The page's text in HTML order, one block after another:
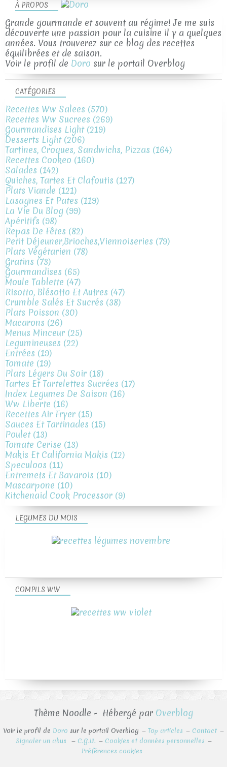
À PROPOS
Grande gourmande et souvent au régime! Je me suis
découverte une passion pour la cuisine il y a quelques
années. Vous trouverez sur ce blog des recettes
équilibrées et de saison.
Voir le profil de Doro sur le portail Overblog
CATÉGORIES
Recettes Ww Salees (570)
Recettes Ww Sucrees (269)
Gourmandises Light(219)
Desserts Light(206)
Tartines, Croques, Sandwichs, Pizzas (164)
Recettes Cookeo (160)
Salades (142)
Quiches, Tartes Et Clafoutis (127)
Plats Viande (121)
Lasagnes Et Pates (119)
La Vie Du Blog (99)
Apéritifs (98)
Repas De Fêtes (82)
Petit Déjeuner,brioches,viennoiseries (79)
Plats Végétarien (78)
Gratins (73)
Gourmandises (65)
Moule Tablette (47)
Risotto, Blésotto Et Autres (47)
Crumble Salés Et Sucrés (38)
Plats Poisson (30)
Macarons (26)
Menus Minceur (25)
Legumineuses (22)
Entrées (19)
Tomate (19)
Plats Légers Du Soir (18)
Tartes Et Tartelettes Sucrées (17)
Index Legumes De Saison (16)
Ww Liberte (16)
Recettes Air Fryer (15)
Sauces Et Tartinades (15)
Poulet(13)
Tomate Cerise (13)
Makis Et California Makis (12)
Speculoos (11)
Entremets Et Bavarois (10)
Mascarpone (10)
Kitchenaid Cook Processor (9)
LEGUMES DU MOIS
COMPILS WW
Thème Noodle - Hébergé par Overblog
Voir le profil de Doro sur le portail Overblog Top articles
Contact
Signaler un abus
C.G.U.
Cookies et données personnelles
Préférences cookies